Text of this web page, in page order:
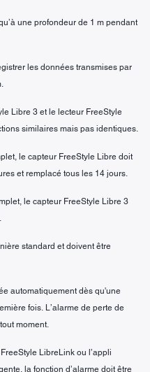
une profondeur de 1 m pendant
les données transmises par
Libre 3 et le lecteur FreeStyle
similaires mais pas identiques.
le capteur FreeStyle Libre doit
et remplacé tous les 14 jours.
le capteur FreeStyle Libre 3
standard et doivent être
automatiquement dès qu'une
fois. L’alarme de perte de
moment.
LibreLink ou l’appli
la fonction d’alarme doit être